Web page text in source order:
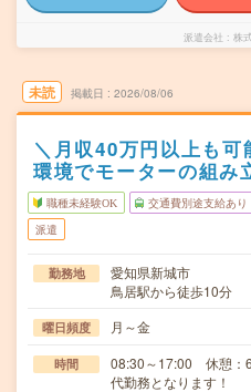
派遣会社 株
未読 掲載日 2026/08/06
＼月収40万円以上も
環境でモーターの組み
職種未経験OK 交通費別途支給あり
派遣
勤務地
愛知県新城市
鳥居駅から徒歩10分
曜日頻度 月～金
時間
08:30～17:00 休憩：
代勤務となります！